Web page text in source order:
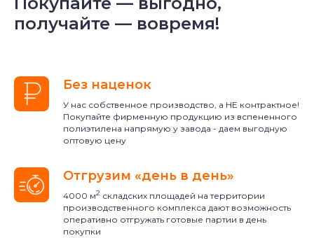
получайте — вовремя!
Без наценок
У нас собственное производство, а НЕ контрактное!
Покупайте фирменную продукцию из вспененного
полиэтилена напрямую у завода - даем выгодную
оптовую цену
Отгрузим «день в день»‎
4000 м2 складских площадей на территории
производственного комплекса дают возможность
оперативно отгружать готовые партии в день
покупки